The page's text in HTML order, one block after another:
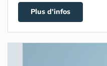
Plus d'infos